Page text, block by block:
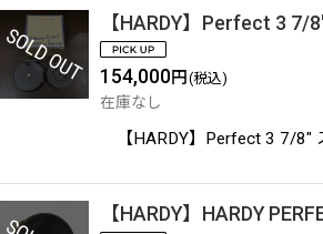
【HARDY】Perfect 3 7/
154,000円 (税込)
在庫なし
【HARDY】Perfect 3 7/
【HARDY】HARDY